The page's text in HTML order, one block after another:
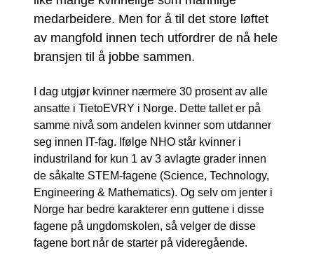
medarbeidere. Men for å til det store løftet
av mangfold innen tech utfordrer de nå hele
bransjen til å jobbe sammen.
I dag utgjør kvinner nærmere 30 prosent av alle
ansatte i TietoEVRY i Norge. Dette tallet er på
samme nivå som andelen kvinner som utdanner
seg innen IT-fag. Ifølge NHO står kvinner i
industriland for kun 1 av 3 avlagte grader innen
de såkalte STEM-fagene (Science, Technology,
Engineering & Mathematics). Og selv om jenter i
Norge har bedre karakterer enn guttene i disse
fagene på ungdomskolen, så velger de disse
fagene bort når de starter på videregående.